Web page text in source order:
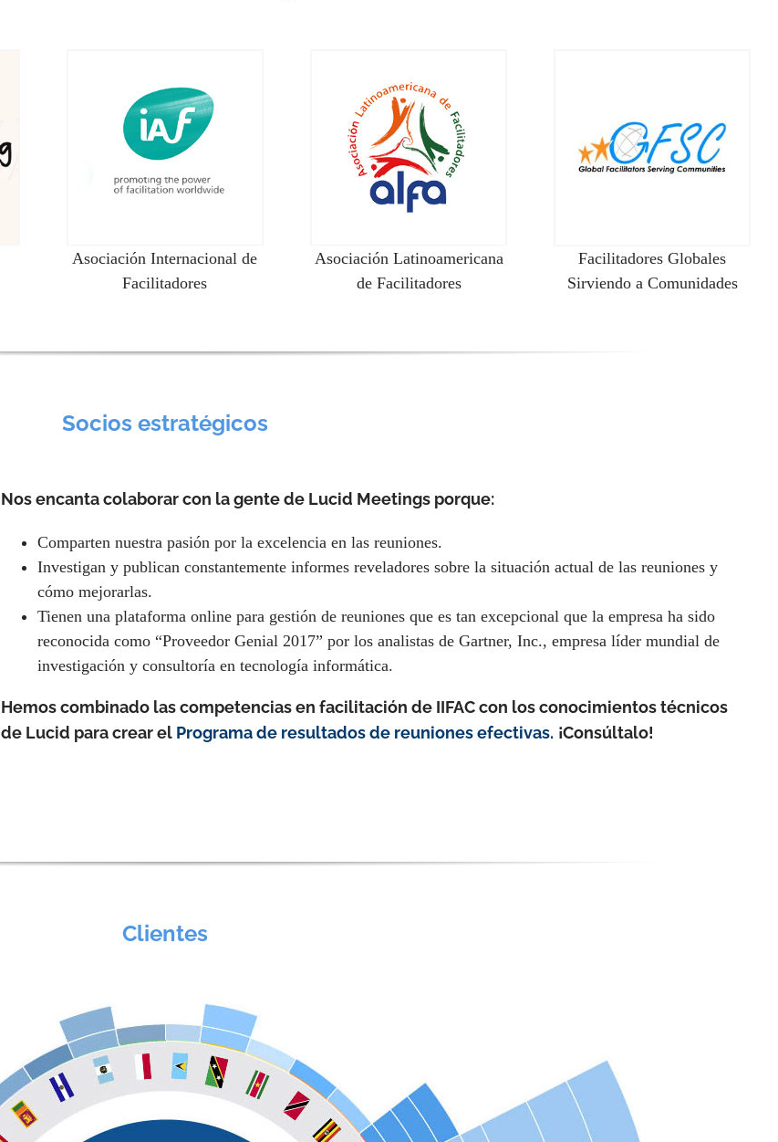
Asociación Internacional de
Facilitadores
Asociación Latinoamericana
de Facilitadores
Facilitadores Globales
Sirviendo a Comunidades
Socios estratégicos
Nos encanta colaborar con la gente de Lucid Meetings porque:
Comparten nuestra pasión por la excelencia en las reuniones.
Investigan y publican constantemente informes reveladores sobre la situación actual de las reuniones y
cómo mejorarlas.
Tienen una plataforma online para gestión de reuniones que es tan excepcional que la empresa ha sido
reconocida como “Proveedor Genial 2017” por los analistas de Gartner, Inc., empresa líder mundial de
investigación y consultoría en tecnología informática.
Hemos combinado las competencias en facilitación de IIFAC con los conocimientos técnicos
de Lucid para crear el Programa de resultados de reuniones efectivas. ¡Consúltalo!
Clientes